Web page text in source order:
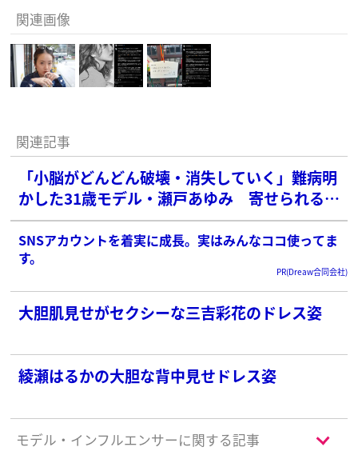
関連画像
関連記事
「小脳がどんどん破壊・消失していく」難病明
かした31歳モデル・瀬戸あゆみ 寄せられるエ
ールに感謝「公表してよかった」
SNSアカウントを着実に成長。実はみんなココ使ってま
す。
PR(Dreaw合同会社)
大胆肌見せがセクシーな三吉彩花のドレス姿
綾瀬はるかの大胆な背中見せドレス姿
モデル・インフルエンサーに関する記事